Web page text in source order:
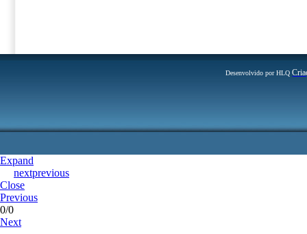
Desenvolvido por HLQ
Expand
nextprevious
Close
Previous
0/0
Next